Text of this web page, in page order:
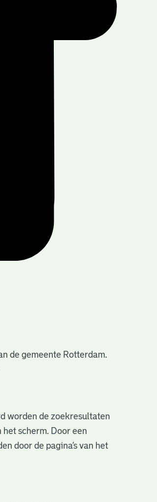
de gemeente Rotterdam.
worden de zoekresultaten
scherm. Door een
door de pagina’s van het